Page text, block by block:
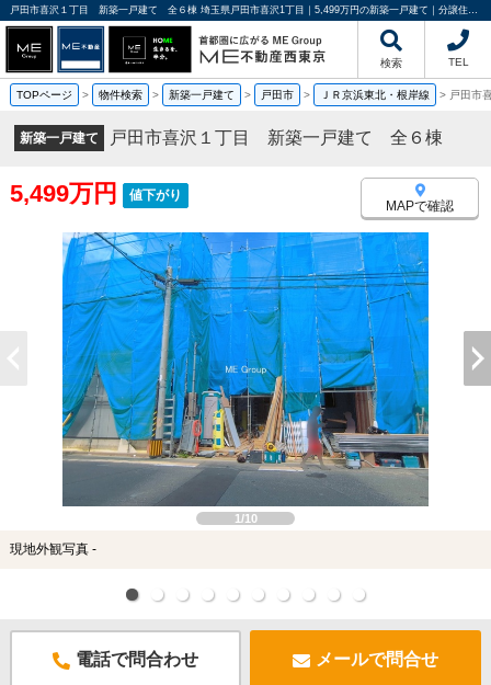
戸田市喜沢１丁目 新築一戸建て 全６棟 埼玉県戸田市喜沢1丁目｜5,499万円の新築一戸建て｜分譲住宅や新築物件｜ME不動産西東京
検索 TEL
TOPページ > 物件検索 > 新築一戸建て > 戸田市 > ＪＲ京浜東北・根岸線 > 戸田市
新築一戸建て 戸田市喜沢１丁目 新築一戸建て 全６棟
5,499万円 値下がり
MAPで確認
1/10
現地外観写真 -
電話で問合わせ メールで問合せ